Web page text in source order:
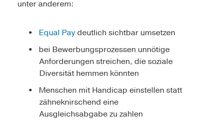
unter anderem:
Equal Paydeutlich sichtbar umsetzen
bei Bewerbungsprozessen unnötige
Anforderungen streichen, die soziale
Diversität hemmen könnten
Menschen mit Handicap einstellen statt
zähneknirschend eine
Ausgleichsabgabe zu zahlen